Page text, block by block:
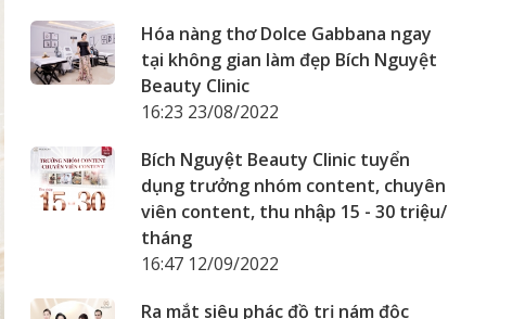
Hóa nàng thơ Dolce Gabbana ngay
tại không gian làm đẹp Bích Nguyệt
Beauty Clinic
16:23 23/08/2022
Bích Nguyệt Beauty Clinic tuyển
dụng trưởng nhóm content, chuyên
viên content, thu nhập 15 - 30 triệu/
tháng
16:47 12/09/2022
Ra mắt siêu phác đồ trị nám độc